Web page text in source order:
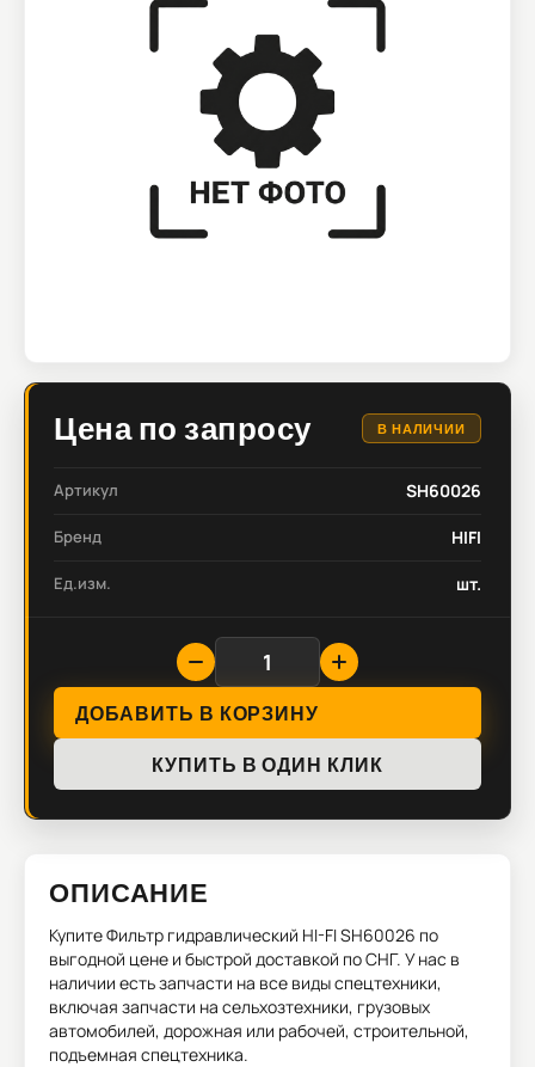
Цена по запросу В НАЛИЧИИ
Артикул SH60026
Бренд HIFI
Ед.изм. шт.
ДОБАВИТЬ В КОРЗИНУ
КУПИТЬ В ОДИН КЛИК
ОПИСАНИЕ
КупитеФильтр гидравлический HI-FI SH60026 по
выгодной цене и быстрой доставкой по СНГ. У нас в
наличии есть запчасти на все виды спецтехники,
включая запчасти на сельхозтехники, грузовых
автомобилей, дорожная или рабочей, строительной,
подъемная спецтехника.